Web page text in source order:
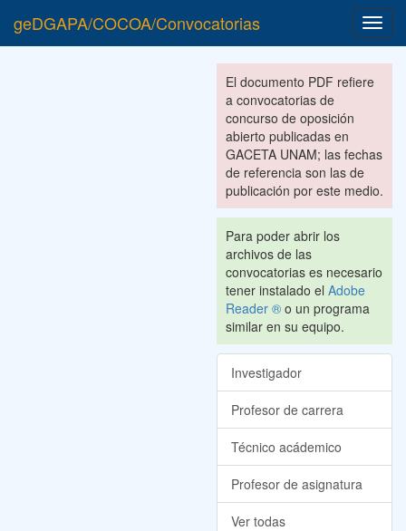
geDGAPA/COCOA/Convocatorias
El documento PDF refiere
a convocatorias de
concurso de oposición
abierto publicadas en
GACETA UNAM; las fechas
de referencia son las de
publicación por este medio.
Para poder abrir los
archivos de las
convocatorias es necesario
tener instalado el Adobe
Reader ® o un programa
similar en su equipo.
Investigador
Profesor de carrera
Técnico acádemico
Profesor de asignatura
Ver todas